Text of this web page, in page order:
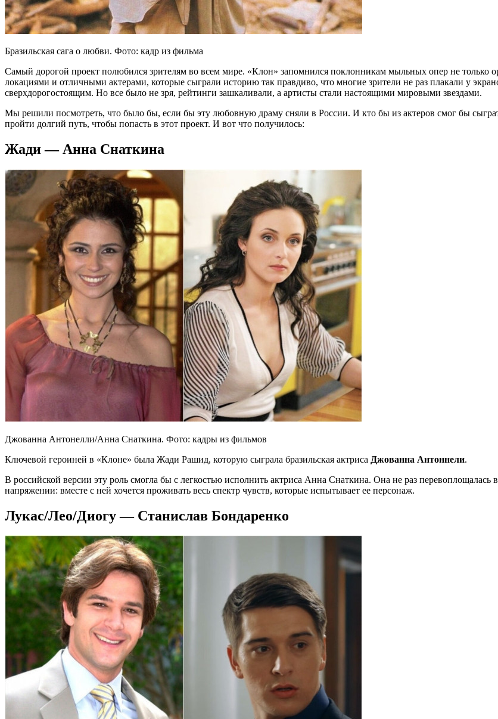
Бразильская сага о любви. Фото: кадр из фильма
Самый дорогой проект полюбился зрителям во всем мире. «Клон» запомнился поклонникам мыльных опер не
локациями и отличными актерами, которые сыграли историю так правдиво, что многие зрители не раз плакали у
сверхдорогостоящим. Но все было не зря, рейтинги зашкаливали, а артисты стали настоящими мировыми звездами.
Мы решили посмотреть, что было бы, если бы эту любовную драму сняли в России. И кто бы из актеров смог бы
пройти долгий путь, чтобы попасть в этот проект. И вот что получилось:
Жади — Анна Снаткина
Джованна Антонелли/Анна Снаткина. Фото: кадры из фильмов
Ключевой героиней в «Клоне» была Жади Рашид, которую сыграла бразильская актриса Джованна Антоннели.
В российской версии эту роль смогла бы с легкостью исполнить актриса Анна Снаткина. Она не раз
напряжении: вместе с ней хочется проживать весь спектр чувств, которые испытывает ее персонаж.
Лукас/Лео/Диогу — Станислав Бондаренко